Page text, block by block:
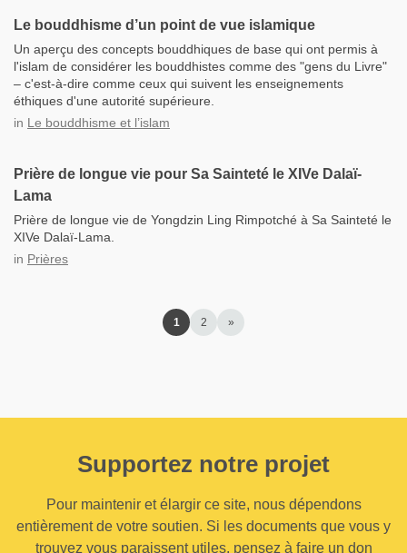
Le bouddhisme d’un point de vue islamique
Un aperçu des concepts bouddhiques de base qui ont permis à
l'islam de considérer les bouddhistes comme des "gens du Livre"
– c'est-à-dire comme ceux qui suivent les enseignements
éthiques d'une autorité supérieure.
in Le bouddhisme et l’islam
Prière de longue vie pour Sa Sainteté le XIVe Dalaï-
Lama
Prière de longue vie de Yongdzin Ling Rimpotché à Sa Sainteté le
XIVe Dalaï-Lama.
in Prières
1 2 »
Supportez notre projet
Pour maintenir et élargir ce site, nous dépendons
entièrement de votre soutien. Si les documents que vous y
trouvez vous paraissent utiles, pensez à faire un don